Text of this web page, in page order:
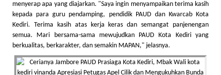
menyerap apa yang diajarkan. "Saya ingin menyampaikan terima kasih
kepada para guru pendamping, pendidik PAUD dan Kwarcab Kota
Kediri. Terima kasih atas kerja keras dan semangat panjenengan
semua. Mari bersama-sama mewujudkan PAUD Kota Kediri yang
berkualitas, berkarakter, dan semakin MAPAN," jelasnya.